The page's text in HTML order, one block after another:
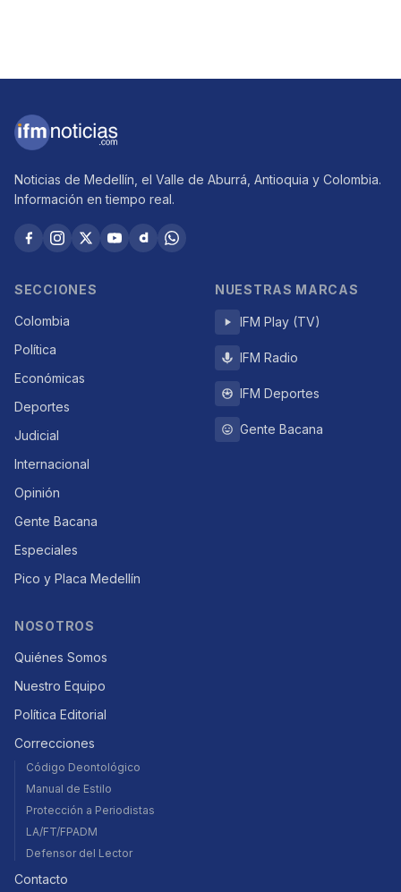
Noticias de Medellín, el Valle de Aburrá, Antioquia y Colombia.
Información en tiempo real.
SECCIONES
Colombia
Política
Económicas
Deportes
Judicial
Internacional
Opinión
Gente Bacana
Especiales
Pico y Placa Medellín
NUESTRAS MARCAS
IFM Play (TV)
IFM Radio
IFM Deportes
Gente Bacana
NOSOTROS
Quiénes Somos
Nuestro Equipo
Política Editorial
Correcciones
Código Deontológico
Manual de Estilo
Protección a Periodistas
LA/FT/FPADM
Defensor del Lector
Contacto